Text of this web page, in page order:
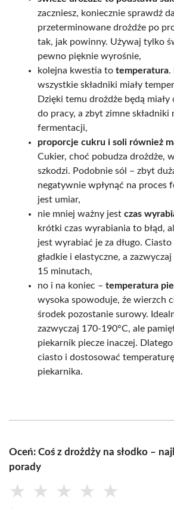
zaczniesz, koniecznie sprawdź
przeterminowane drożdże po
tak, jak powinny. Używaj tylko
pewno pięknie wyrośnie,
kolejna kwestia to temperatura.
wszystkie składniki miały
Dzięki temu drożdże będą
do pracy, a zbyt zimne składniki
fermentacji,
proporcje cukru i soli również
Cukier, choć pobudza drożdże,
szkodzi. Podobnie sól – zbyt
negatywnie wpłynąć na proces
jest umiar,
nie mniej ważny jest czas
krótki czas wyrabiania to błąd,
jest wyrabiać je za długo.
gładkie i elastyczne, a
15 minutach,
no i na koniec – temperatura
wysoka spowoduje, że wierzch
środek pozostanie surowy.
zazwyczaj 170-190°C, ale
piekarnik piecze inaczej.
ciasto i dostosować
piekarnika.
Oceń: Coś z drożdży na słodko –
porady
★ ★ ★ ★ ★